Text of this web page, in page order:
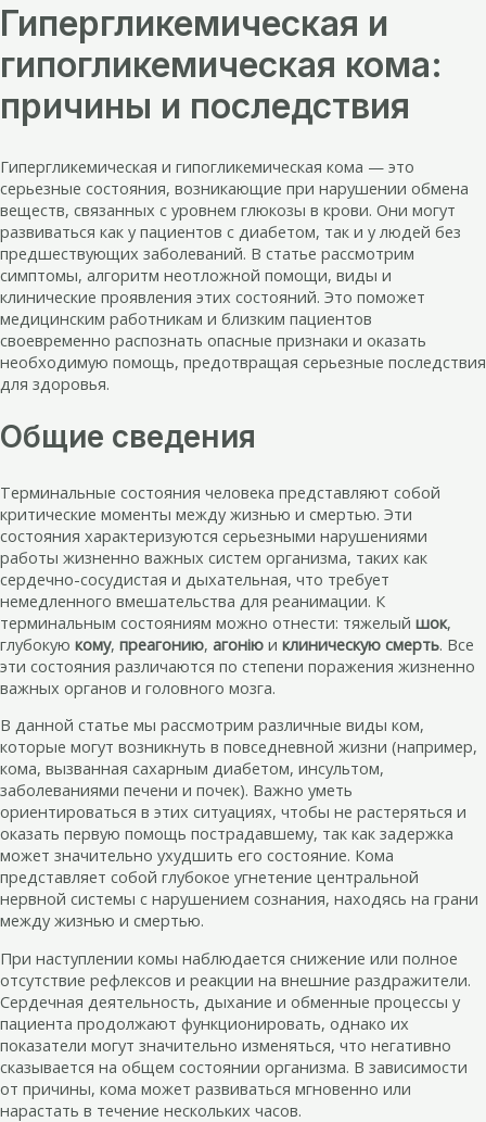
Гипергликемическая и
гипогликемическая кома:
причины и последствия
Гипергликемическая и гипогликемическая кома — это
серьезные состояния, возникающие при нарушении обмена
веществ, связанных с уровнем глюкозы в крови. Они могут
развиваться как у пациентов с диабетом, так и у людей без
предшествующих заболеваний. В статье рассмотрим
симптомы, алгоритм неотложной помощи, виды и
клинические проявления этих состояний. Это поможет
медицинским работникам и близким пациентов
своевременно распознать опасные признаки и оказать
необходимую помощь, предотвращая серьезные последствия
для здоровья.
Общие сведения
Терминальные состояния человека представляют собой
критические моменты между жизнью и смертью. Эти
состояния характеризуются серьезными нарушениями
работы жизненно важных систем организма, таких как
сердечно-сосудистая и дыхательная, что требует
немедленного вмешательства для реанимации. К
терминальным состояниям можно отнести: тяжелый шок,
глубокую кому, преагонию, агонію и клиническую смерть. Все
эти состояния различаются по степени поражения жизненно
важных органов и головного мозга.
В данной статье мы рассмотрим различные виды ком,
которые могут возникнуть в повседневной жизни (например,
кома, вызванная сахарным диабетом, инсультом,
заболеваниями печени и почек). Важно уметь
ориентироваться в этих ситуациях, чтобы не растеряться и
оказать первую помощь пострадавшему, так как задержка
может значительно ухудшить его состояние. Кома
представляет собой глубокое угнетение центральной
нервной системы с нарушением сознания, находясь на грани
между жизнью и смертью.
При наступлении комы наблюдается снижение или полное
отсутствие рефлексов и реакции на внешние раздражители.
Сердечная деятельность, дыхание и обменные процессы у
пациента продолжают функционировать, однако их
показатели могут значительно изменяться, что негативно
сказывается на общем состоянии организма. В зависимости
от причины, кома может развиваться мгновенно или
нарастать в течение нескольких часов.